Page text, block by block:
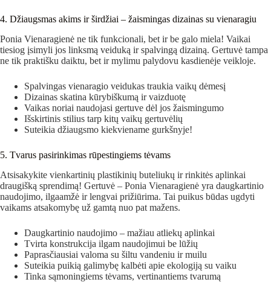
4. Džiaugsmas akims ir širdžiai – žaismingas dizainas su vienaragiu
Ponia Vienaragienė ne tik funkcionali, bet ir be galo miela! Vaikai
tiesiog įsimyli jos linksmą veiduką ir spalvingą dizainą. Gertuvė tampa
ne tik praktišku daiktu, bet ir mylimu palydovu kasdienėje veikloje.
Spalvingas vienaragio veidukas traukia vaikų dėmesį
Dizainas skatina kūrybiškumą ir vaizduotę
Vaikas noriai naudojasi gertuve dėl jos žaismingumo
Išskirtinis stilius tarp kitų vaikų gertuvėlių
Suteikia džiaugsmo kiekviename gurkšnyje!
5. Tvarus pasirinkimas rūpestingiems tėvams
Atsisakykite vienkartinių plastikinių buteliukų ir rinkitės aplinkai
draugišką sprendimą! Gertuvė – Ponia Vienaragienė yra daugkartinio
naudojimo, ilgaamžė ir lengvai prižiūrima. Tai puikus būdas ugdyti
vaikams atsakomybę už gamtą nuo pat mažens.
Daugkartinio naudojimo – mažiau atliekų aplinkai
Tvirta konstrukcija ilgam naudojimui be lūžių
Paprasčiausiai valoma su šiltu vandeniu ir muilu
Suteikia puikią galimybę kalbėti apie ekologiją su vaiku
Tinka sąmoningiems tėvams, vertinantiems tvarumą